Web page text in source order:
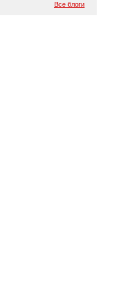
Все блоги